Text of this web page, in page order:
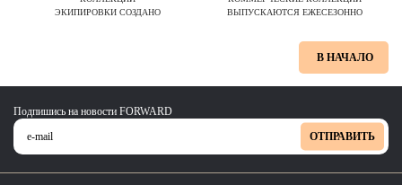
ЭКИПИРОВКИ СОЗДАНО
ВЫПУСКАЮТСЯ ЕЖЕСЕЗОННО
В НАЧАЛО
Подпишись на новости FORWARD
ОТПРАВИТЬ